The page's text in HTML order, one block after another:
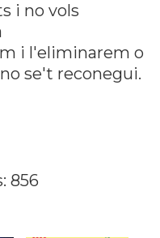
i no vols
i l'eliminarem o
se't reconegui.
856